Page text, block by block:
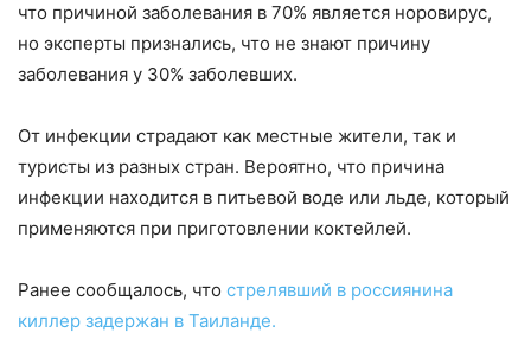
что причиной заболевания в 70% является норовирус,
но эксперты признались, что не знают причину
заболевания у 30% заболевших.
От инфекции страдают как местные жители, так и
туристы из разных стран. Вероятно, что причина
инфекции находится в питьевой воде или льде, который
применяются при приготовлении коктейлей.
Ранее сообщалось, что стрелявший в россиянина
киллер задержан в Таиланде.